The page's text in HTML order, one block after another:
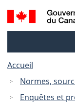
Recherche
et
Accueil
Normes,
Enquêtes et